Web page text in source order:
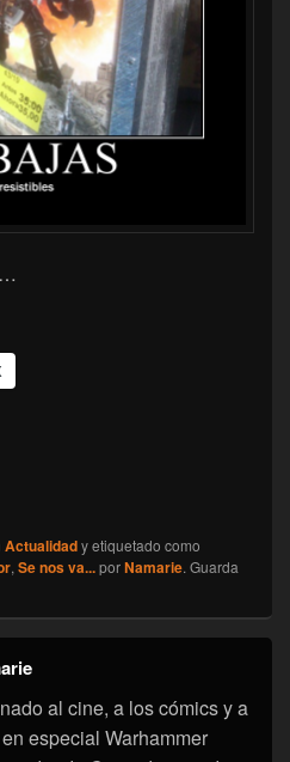
Actualidady etiquetado como
, Se nos va...porNamarie. Guarda
al cine, a los cómics y a
especial Warhammer